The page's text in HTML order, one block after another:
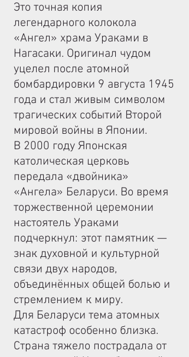
Это точная копия
легендарного колокола
«Ангел» храма Ураками в
Нагасаки. Оригинал чудом
уцелел после атомной
бомбардировки 9 августа 1945
года и стал живым символом
трагических событий Второй
мировой войны в Японии.
В 2000 году Японская
католическая церковь
передала «двойника»
«Ангела» Беларуси. Во время
торжественной церемонии
настоятель Ураками
подчеркнул: этот памятник —
знак духовной и культурной
связи двух народов,
объединённых общей болью и
стремлением к миру.
Для Беларуси тема атомных
катастроф особенно близка.
Страна тяжело пострадала от